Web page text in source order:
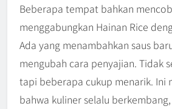
Beberapa tempat bahkan
menggabungkan Hainan Rice
Ada yang menambahkan saus
mengubah cara penyajian. Tidak
tapi beberapa cukup menarik. Ini
bahwa kuliner selalu